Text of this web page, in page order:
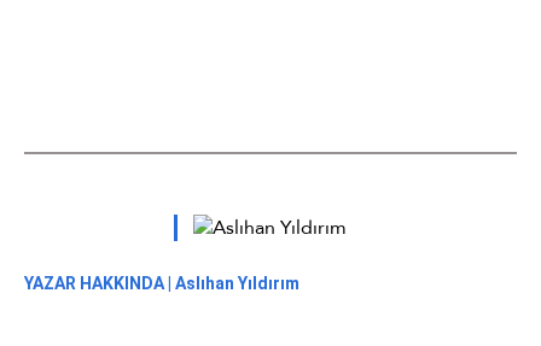
YAZAR HAKKINDA | Aslıhan Yıldırım